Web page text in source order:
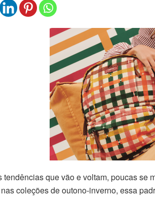
tendências que vão e voltam, poucas se
coleções de outono-inverno, essa